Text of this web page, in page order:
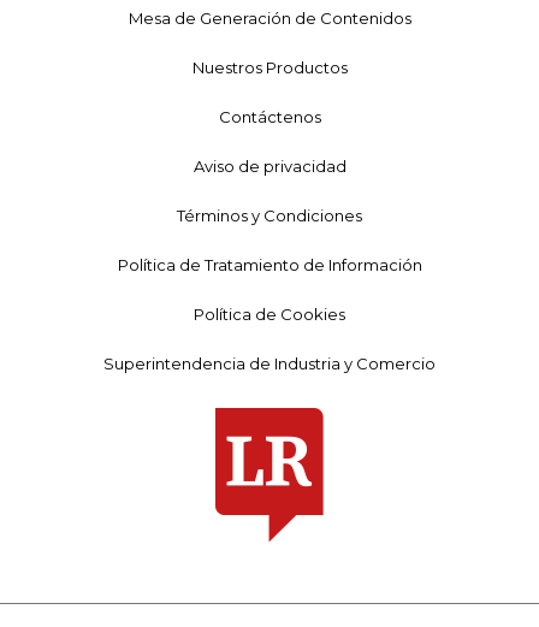
Mesa de Generación de Contenidos
Nuestros Productos
Contáctenos
Aviso de privacidad
Términos y Condiciones
Política de Tratamiento de Información
Política de Cookies
Superintendencia de Industria y Comercio